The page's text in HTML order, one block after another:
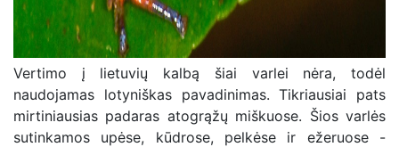
Vertimo į lietuvių kalbą šiai varlei nėra, todėl
naudojamas lotyniškas pavadinimas. Tikriausiai pats
mirtiniausias padaras atogrąžų miškuose. Šios varlės
sutinkamos upėse, kūdrose, pelkėse ir ežeruose -